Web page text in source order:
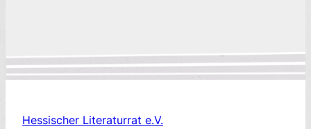
Hessischer Literaturrat e.V.